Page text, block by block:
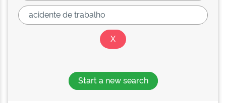
Start a new search